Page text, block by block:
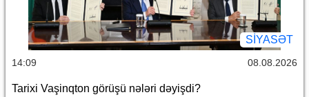
SİYASƏT
14:09 08.08.2026
Tarixi Vaşinqton görüşü nələri dəyişdi?